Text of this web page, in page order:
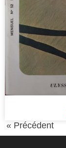
« Précédent